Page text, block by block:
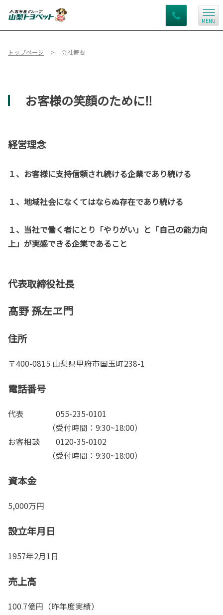
MENU
トップページ 会社概要
お客様の笑顔のために‼
経営理念
１、お客様に支持信頼され続ける企業であり続ける
１、地域社会になくてはならぬ存在であり続ける
１、当社で働く者にとり「やりがい」と「自己の能力向
上」が実感できる企業であること
代表取締役社長
髙野 孫左ヱ門
住所
〒400-0815 山梨県甲府市国玉町238-1
電話番号
代表 055-235-0101
（受付時間：9:30~18:00）
お客相談 0120-35-0102
（受付時間：9:30~18:00）
資本金
5,000万円
設立年月日
1957年2月1日
売上高
100.7億円（昨年度実績）